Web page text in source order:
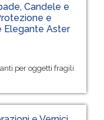
Candele e
e
Elegante Aster
per oggetti fragili